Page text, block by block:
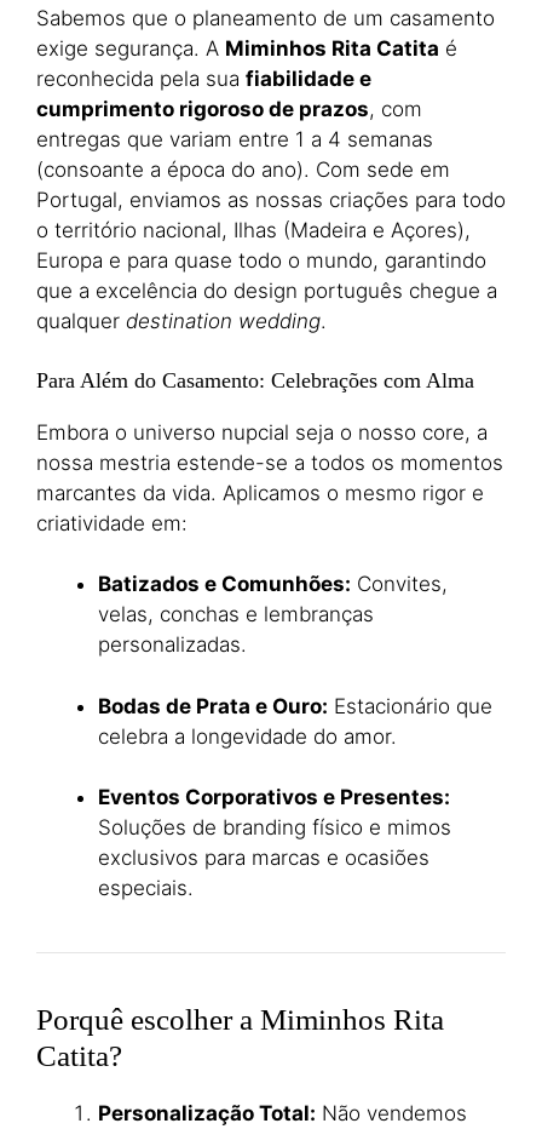
Sabemos que o planeamento de um casamento
exige segurança. A Miminhos Rita Catita é
reconhecida pela sua fiabilidade e
cumprimento rigoroso de prazos, com
entregas que variam entre 1 a 4 semanas
(consoante a época do ano). Com sede em
Portugal, enviamos as nossas criações para todo
o território nacional, Ilhas (Madeira e Açores),
Europa e para quase todo o mundo, garantindo
que a excelência do design português chegue a
qualquer destination wedding.
Para Além do Casamento: Celebrações com Alma
Embora o universo nupcial seja o nosso core, a
nossa mestria estende-se a todos os momentos
marcantes da vida. Aplicamos o mesmo rigor e
criatividade em:
Batizados e Comunhões: Convites,
velas, conchas e lembranças
personalizadas.
Bodas de Prata e Ouro: Estacionário que
celebra a longevidade do amor.
Eventos Corporativos e Presentes:
Soluções de branding físico e mimos
exclusivos para marcas e ocasiões
especiais.
Porquê escolher a Miminhos Rita
Catita?
Personalização Total: Não vendemos